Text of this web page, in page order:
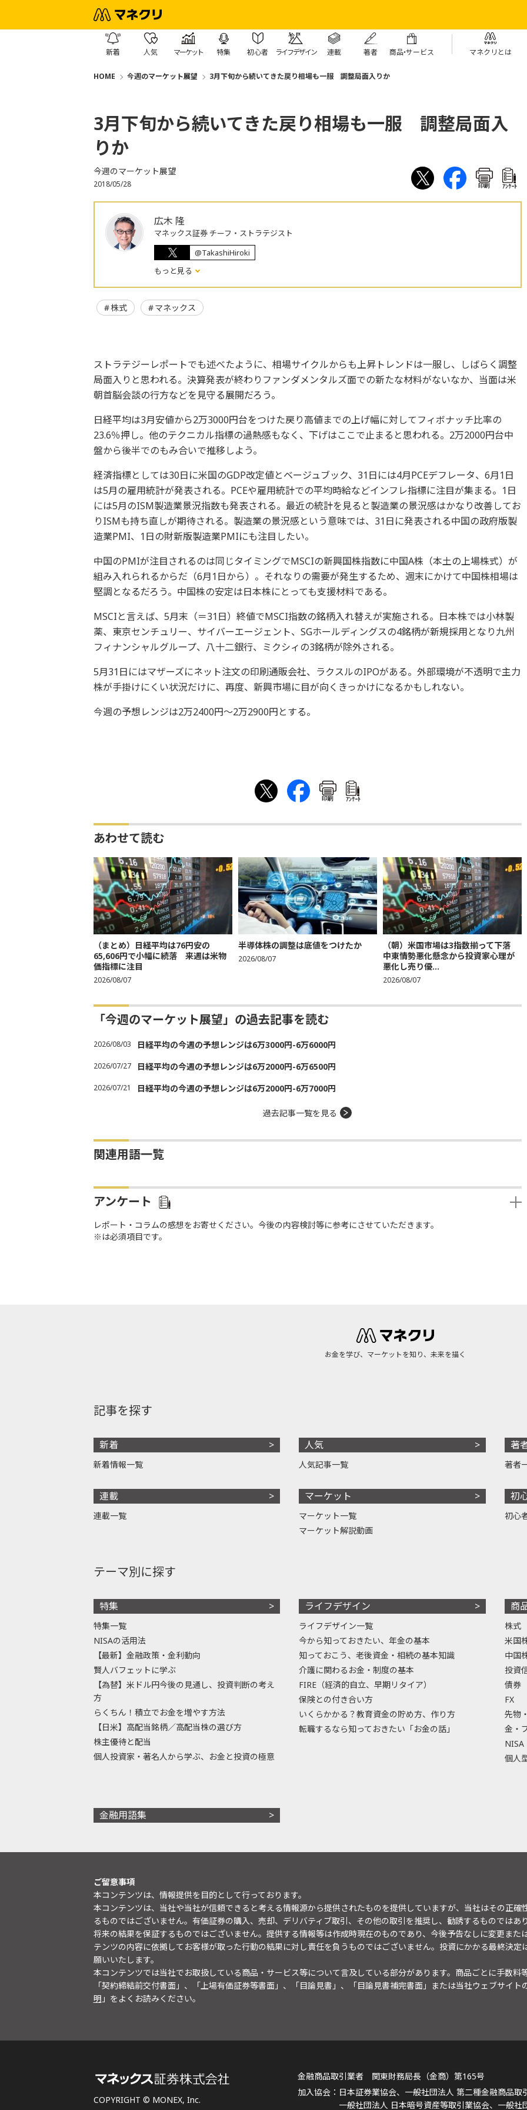
新着 人気 マーケット 特集 初心者 ライフデザイン 連載 著者 商品・サービス マネクリとは
HOME 今週のマーケット展望 3月下旬から続いてきた戻り相場も一服 調整局面入りか
3月下旬から続いてきた戻り相場も一服 調整局面入
りか
今週のマーケット展望
2018/05/28 印刷 ｱﾝｹｰﾄ
広木 隆
マネックス証券 チーフ・ストラテジスト
@TakashiHiroki
もっと見る
株式 マネックス
ストラテジーレポートでも述べたように、相場サイクルからも上昇トレンドは一服し、しばらく調整
局面入りと思われる。決算発表が終わりファンダメンタルズ面での新たな材料がないなか、当面は米
朝首脳会談の行方などを見守る展開だろう。
日経平均は3月安値から2万3000円台をつけた戻り高値までの上げ幅に対してフィボナッチ比率の
23.6％押し。他のテクニカル指標の過熱感もなく、下げはここで止まると思われる。2万2000円台中
盤から後半でのもみ合いで推移しよう。
経済指標としては30日に米国のGDP改定値とベージュブック、31日には4月PCEデフレータ、6月1日
は5月の雇用統計が発表される。PCEや雇用統計での平均時給などインフレ指標に注目が集まる。1日
には5月のISM製造業景況指数も発表される。最近の統計を見ると製造業の景況感はかなり改善してお
りISMも持ち直しが期待される。製造業の景況感という意味では、31日に発表される中国の政府版製
造業PMI、1日の財新版製造業PMIにも注目したい。
中国のPMIが注目されるのは同じタイミングでMSCIの新興国株指数に中国A株（本土の上場株式）が
組み入れられるからだ（6月1日から）。それなりの需要が発生するため、週末にかけて中国株相場は
堅調となるだろう。中国株の安定は日本株にとっても支援材料である。
MSCIと言えば、5月末（＝31日）終値でMSCI指数の銘柄入れ替えが実施される。日本株では小林製
薬、東京センチュリー、サイバーエージェント、SGホールディングスの4銘柄が新規採用となり九州
フィナンシャルグループ、八十二銀行、ミクシィの3銘柄が除外される。
5月31日にはマザーズにネット注文の印刷通販会社、ラクスルのIPOがある。外部環境が不透明で主力
株が手掛けにくい状況だけに、再度、新興市場に目が向くきっかけになるかもしれない。
今週の予想レンジは2万2400円～2万2900円とする。
印刷 ｱﾝｹｰﾄ
あわせて読む
（まとめ）日経平均は76円安の
65,606円で小幅に続落 来週は米物
価指標に注目
2026/08/07
半導体株の調整は底値をつけたか
2026/08/07
（朝）米国市場は3指数揃って下落
中東情勢悪化懸念から投資家心理が
悪化し売り優...
2026/08/07
「今週のマーケット展望」の過去記事を読む
2026/08/03 日経平均の今週の予想レンジは6万3000円-6万6000円
2026/07/27 日経平均の今週の予想レンジは6万2000円-6万6500円
2026/07/21 日経平均の今週の予想レンジは6万2000円-6万7000円
過去記事一覧を見る
関連用語一覧
アンケート
レポート・コラムの感想をお寄せください。今後の内容検討等に参考にさせていただきます。
※は必須項目です。
お金を学び、マーケットを知り、未来を描く
記事を探す
新着
新着情報一覧
連載
連載一覧
人気
人気記事一覧
マーケット
マーケット一覧
マーケット解説動画
著
著者
初
初心
テーマ別に探す
特集
特集一覧
NISAの活用法
【最新】金融政策・金利動向
賢人バフェットに学ぶ
【為替】米ドル円今後の見通し、投資判断の考え
方
らくちん！積立でお金を増やす方法
【日米】高配当銘柄／高配当株の選び方
株主優待と配当
個人投資家・著名人から学ぶ、お金と投資の極意
ライフデザイン
ライフデザイン一覧
今から知っておきたい、年金の基本
知っておこう、老後資金・相続の基本知識
介護に関わるお金・制度の基本
FIRE（経済的自立、早期リタイア）
保険との付き合い方
いくらかかる？教育資金の貯め方、作り方
転職するなら知っておきたい「お金の話」
商
株式
米国
中国
投資
債券
FX
先物
金・
NISA
個人
金融用語集
ご留意事項
本コンテンツは、情報提供を目的として行っております。
本コンテンツは、当社や当社が信頼できると考える情報源から提供されたものを提供していますが、当社はその正
るものではございません。有価証券の購入、売却、デリバティブ取引、その他の取引を推奨し、勧誘するものではあ
将来の結果を保証するものではございません。提供する情報等は作成時現在のものであり、今後予告なしに変更また
テンツの内容に依拠してお客様が取った行動の結果に対し責任を負うものではございません。投資にかかる最終決
願いいたします。
本コンテンツでは当社でお取扱している商品・サービス等について言及している部分があります。商品ごとに手数料
「契約締結前交付書面」、「上場有価証券等書面」、「目論見書」、「目論見書補完書面」または当社ウェブサイト
明 」をよくお読みください。
COPYRIGHT © MONEX, Inc.
金融商品取引業者 関東財務局長（金商）第165号
日本証券業協会、一般社団法人 第二種金融商品取
一般社団法人 日本暗号資産等取引業協会、一般社